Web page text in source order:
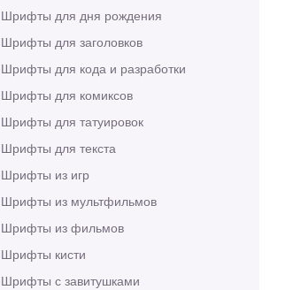
Шрифты для дня рождения
Шрифты для заголовков
Шрифты для кода и разработки
Шрифты для комиксов
Шрифты для татуировок
Шрифты для текста
Шрифты из игр
Шрифты из мультфильмов
Шрифты из фильмов
Шрифты кисти
Шрифты с завитушками